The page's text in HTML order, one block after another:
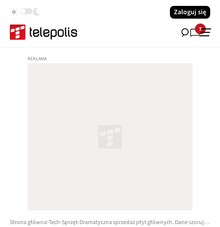
Zaloguj się
7
Strona główna Tech Sprzęt Dramatyczna sprzedaż płyt głównych. Dane szorują po dnie